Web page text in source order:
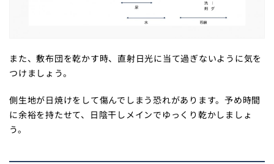
また、敷布団を乾かす時、直射日光に当て過ぎないように気を
つけましょう。
側生地が日焼けをして傷んでしまう恐れがあります。予め時間
に余裕を持たせて、日陰干しメインでゆっくり乾かしましょ
う。